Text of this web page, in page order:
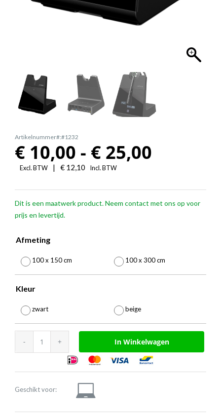
Artikelnummer#:#1232
€ 10,00 - € 25,00
10,00
tot
25,00
Excl. BTW | € 12,10 Incl. BTW
Dit is een maatwerk product. Neem contact met ons op voor
prijs en levertijd.
Afmeting
100 x 150 cm 100 x 300 cm
Kleur
zwart beige
product
In Winkelwagen
Geschikt voor: